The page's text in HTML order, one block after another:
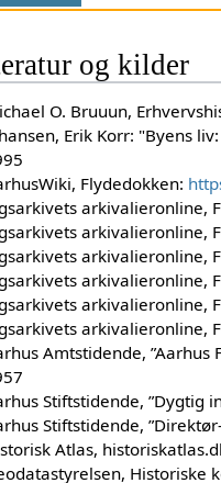
og kilder
O. Bruuun,
Erik Korr: "Byens
Flydedokken:
arkivalieronline,
arkivalieronline,
arkivalieronline,
arkivalieronline,
arkivalieronline,
arkivalieronline,
Amtstidende,
Stiftstidende, ”Dygtig
Stiftstidende,
Atlas,
Historiske